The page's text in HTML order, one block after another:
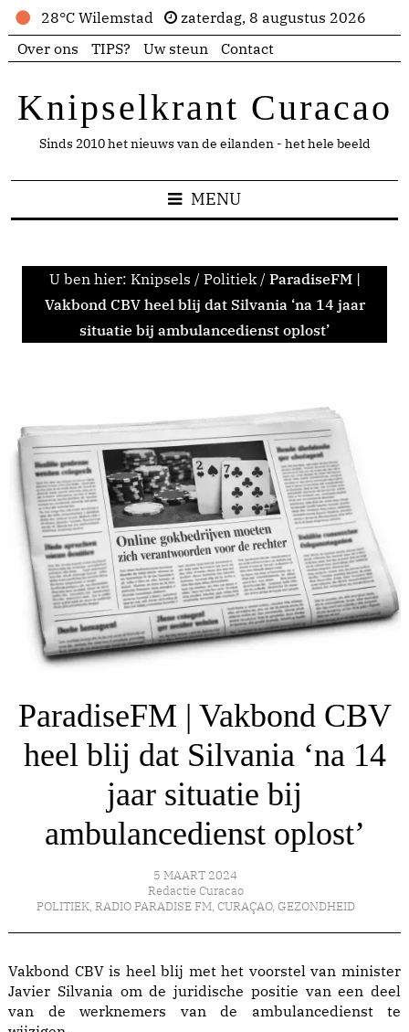
28°C Wilemstad
zaterdag, 8 augustus 2026
Over ons
TIPS? Uw steun Contact
Knipselkrant Curacao
Sinds 2010 het nieuws van de eilanden - het hele beeld
MENU
U ben hier: Knipsels / Politiek / ParadiseFM |
Vakbond CBV heel blij dat Silvania ‘na 14 jaar
situatie bij ambulancedienst oplost’
ParadiseFM | Vakbond CBV
heel blij dat Silvania ‘na 14
jaar situatie bij
ambulancedienst oplost’
5 MAART 2024
Redactie Curacao
POLITIEK, RADIO PARADISE FM, CURAÇAO, GEZONDHEID
Vakbond CBV is heel blij met het voorstel van minister
Javier Silvania om de juridische positie van een deel
van de werknemers van de ambulancedienst te